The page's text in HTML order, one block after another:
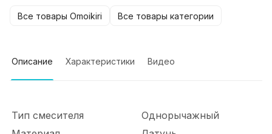
Все товары Omoikiri Все товары категории
Описание Характеристики Видео
Тип смесителя
Однорычажный